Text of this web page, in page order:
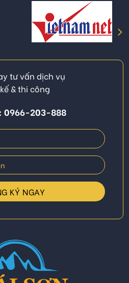
tư vấn dịch vụ
& thi công
0966-203-888